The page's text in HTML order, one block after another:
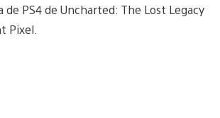
de PS4 de Uncharted: The Lost Legacy
Pixel.